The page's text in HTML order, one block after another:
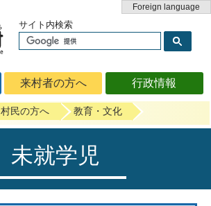
Foreign language
来村者の方へ 行政情報
サイト内検索
村民の方へ 教育・文化
未就学児